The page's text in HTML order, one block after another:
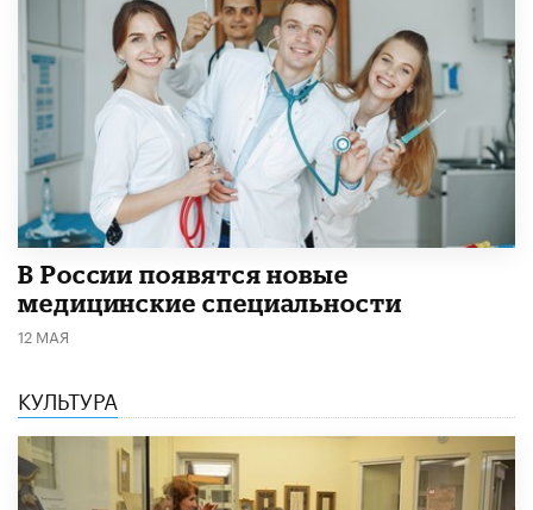
В России появятся новые
медицинские специальности
12 МАЯ
КУЛЬТУРА